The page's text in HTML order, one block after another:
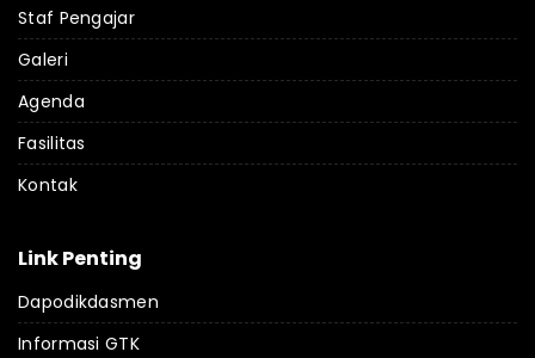
Staf Pengajar
Galeri
Agenda
Fasilitas
Kontak
Link Penting
Dapodikdasmen
Informasi GTK